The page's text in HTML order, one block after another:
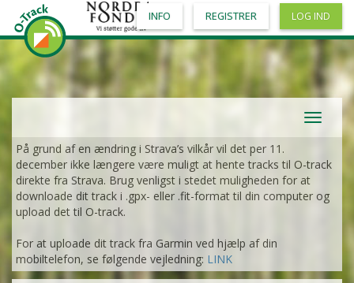
Toggle
På grund af en ændring i Strava’s vilkår vil det per 11.
december ikke længere være muligt at hente tracks til O-track
direkte fra Strava. Brug venligst i stedet muligheden for at
downloade dit track i .gpx- eller .fit-format til din computer og
upload det til O-track.
For at uploade dit track fra Garmin ved hjælp af din
mobiltelefon, se følgende vejledning: LINK
INFO REGISTRER LOG IND